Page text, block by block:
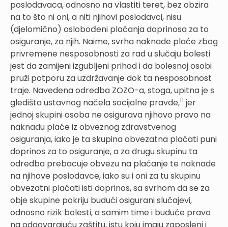
poslodavaca, odnosno na vlastiti teret, bez obzira
na to što ni oni, a niti njihovi poslodavci, nisu
(djelomično) oslobođeni plaćanja doprinosa za to
osiguranje, za njih. Naime, svrha naknade plaće zbog
privremene nesposobnosti za rad u slučaju bolesti
jest da zamijeni izgubljeni prihod i da bolesnoj osobi
pruži potporu za uzdržavanje dok ta nesposobnost
traje. Navedena odredba ZOZO-a, stoga, upitna je s
gledišta ustavnog načela socijalne pravde,11 jer
jednoj skupini osoba ne osigurava njihovo pravo na
naknadu plaće iz obveznog zdravstvenog
osiguranja, iako je ta skupina obvezatna plaćati puni
doprinos za to osiguranje, a za drugu skupinu ta
odredba prebacuje obvezu na plaćanje te naknade
na njihove poslodavce, iako su i oni za tu skupinu
obvezatni plaćati isti doprinos, sa svrhom da se za
obje skupine pokriju budući osigurani slučajevi,
odnosno rizik bolesti, a samim time i buduće pravo
na odgovarajuću zaštitu, istu koju imaju zaposleni i